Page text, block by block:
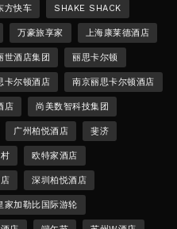
方快车 SHAKE SHACK
万豪旅享家 上海康莱德酒店
世酒店集团 丽思卡尔顿
卡尔顿酒店 南京丽思卡尔顿酒店
店 尚美数智科技集团
广州柏悦酒店 斐济
欧特家酒店
深圳柏悦酒店
家加勒比国际游轮